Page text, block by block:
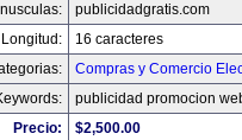
publicidadgratis.com
Longitud:
16 caracteres
Compras y Comercio
publicidad promocion
Precio:
$2,500.00